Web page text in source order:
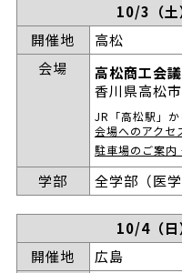
10/3（
開催地
高松
会場
高松商工会
香川県高松
JR「高松駅」
会場へのアク
駐車場のご案
学部 全学部（医学
10/4（
開催地
広島